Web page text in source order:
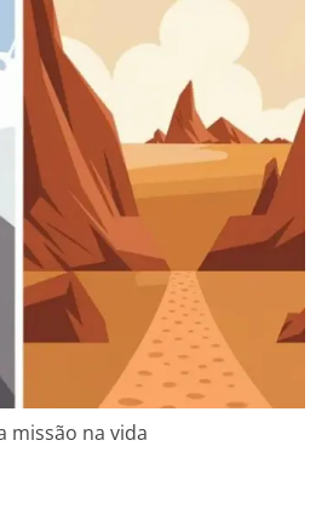
missão na vida